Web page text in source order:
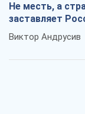
Не месть, а
заставляет
Виктор Андрусив